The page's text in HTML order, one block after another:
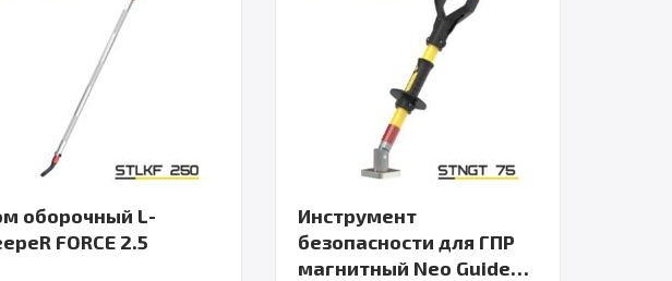
оборочный L-
FORCE 2.5
Инструмент
безопасности для ГПР
магнитный Neo GuideR